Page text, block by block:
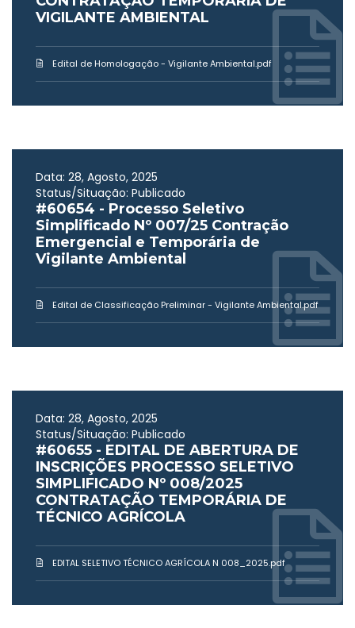
VIGILANTE AMBIENTAL
Edital de Homologação - Vigilante Ambiental.pdf
Data: 28, Agosto, 2025
Status/Situação: Publicado
#60654 - Processo Seletivo
Simplificado Nº 007/25 Contração
Emergencial e Temporária de
Vigilante Ambiental
Edital de Classificação Preliminar - Vigilante Ambiental.pdf
Data: 28, Agosto, 2025
Status/Situação: Publicado
#60655 - EDITAL DE ABERTURA DE
INSCRIÇÕES PROCESSO SELETIVO
SIMPLIFICADO Nº 008/2025
CONTRATAÇÃO TEMPORÁRIA DE
TÉCNICO AGRÍCOLA
EDITAL SELETIVO TÉCNICO AGRÍCOLA N 008_2025.pdf